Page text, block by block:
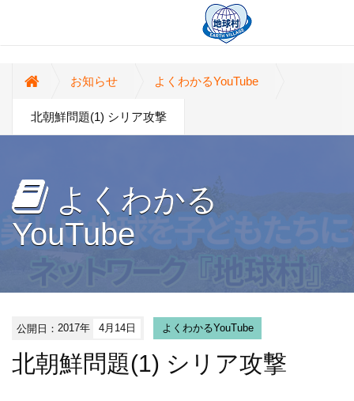
お知らせ よくわかるYouTube
北朝鮮問題(1) シリア攻撃
よくわかる
YouTube
公開日：2017年 4月14日 よくわかるYouTube
北朝鮮問題(1) シリア攻撃